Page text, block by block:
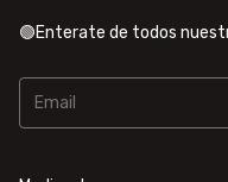
🟢Enterate de todos